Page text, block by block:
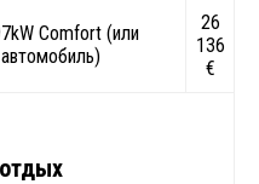
Comfort (или
26
136
€